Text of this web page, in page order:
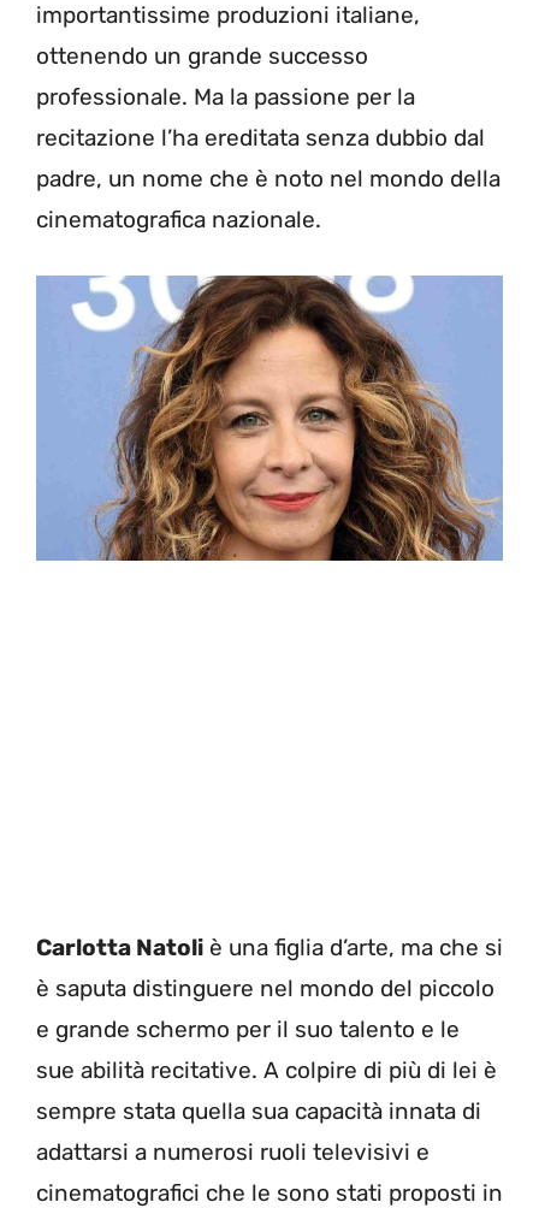
importantissime produzioni italiane,
ottenendo un grande successo
professionale. Ma la passione per la
recitazione l’ha ereditata senza dubbio dal
padre, un nome che è noto nel mondo della
cinematografica nazionale.
Carlotta Natoli è una figlia d’arte, ma che si
è saputa distinguere nel mondo del piccolo
e grande schermo per il suo talento e le
sue abilità recitative. A colpire di più di lei è
sempre stata quella sua capacità innata di
adattarsi a numerosi ruoli televisivi e
cinematografici che le sono stati proposti in